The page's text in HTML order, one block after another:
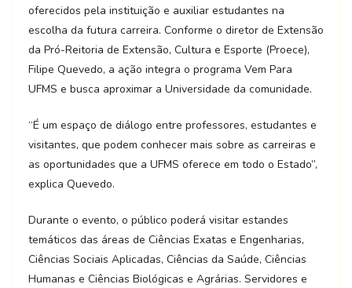
oferecidos pela instituição e auxiliar estudantes na
escolha da futura carreira. Conforme o diretor de Extensão
da Pró-Reitoria de Extensão, Cultura e Esporte (Proece),
Filipe Quevedo, a ação integra o programa Vem Para
UFMS e busca aproximar a Universidade da comunidade.
“É um espaço de diálogo entre professores, estudantes e
visitantes, que podem conhecer mais sobre as carreiras e
as oportunidades que a UFMS oferece em todo o Estado”,
explica Quevedo.
Durante o evento, o público poderá visitar estandes
temáticos das áreas de Ciências Exatas e Engenharias,
Ciências Sociais Aplicadas, Ciências da Saúde, Ciências
Humanas e Ciências Biológicas e Agrárias. Servidores e